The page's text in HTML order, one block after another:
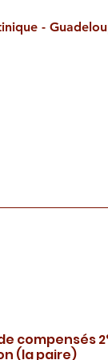
-
compensés
(la paire)